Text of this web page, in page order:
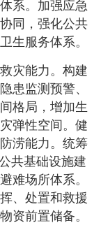
系。加强应急
同，强化公共
生服务体系。
灾能力。构建
患监测预警、
格局，增加生
弹性空间。健
涝能力。统筹
共基础设施建
难场所体系。
、处置和救援
资前置储备。